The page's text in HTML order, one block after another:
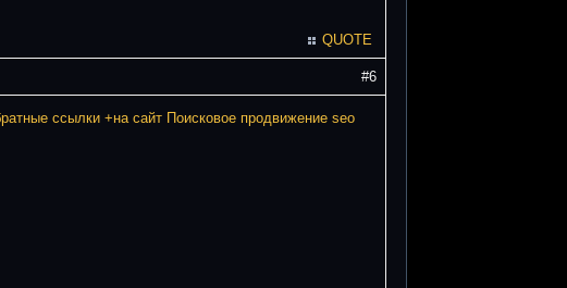
QUOTE
#6
ссылки +на сайт Поисковое продвижение seo